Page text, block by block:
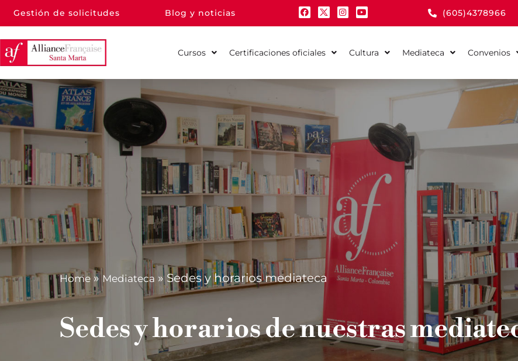
Gestión de solicitudes Blog y noticias (605)4378966
Cursos Certificaciones oficiales Cultura Mediateca Convenios
Home » Mediateca » Sedes y horarios mediateca
Sedes y horarios de nuestras